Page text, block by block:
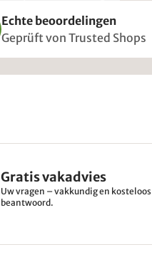
Echte beoordelingen
Geprüft von Trusted Shops
Gratis vakadvies
Uw vragen – vakkundig en kosteloos
beantwoord.